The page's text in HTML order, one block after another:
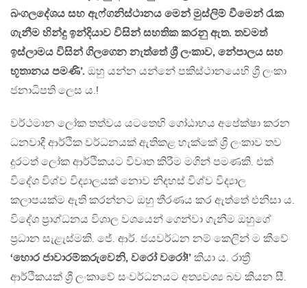
බංගලදේශය සහ ඇෆ්ගනිස්ථානය මෙන් මුස්ලිම් වීමෙන් රැක
ගැනීම හින්දු ඉන්දියාව විසින් සහතික කරනු ඇත. තවමත්
ඉස්ලාමය විසින් ගිලගෙන නැත්තේ ශ්‍රී ලංකාව, නේපාලය සහ
භූතානය පමණි’. ඔහු යන්න යන්නේ පකිස්ථානයෙහි ශ්‍රී ලංකා
ජනාධිපති ලෙස ය.!
වර්ථමාන ලෝක තත්වය යටතෙහි ගෝඨාභය අපේක්ෂා කරන
ධනවාදී ආර්ථික වර්ධනයක් ඇතිකළ හැක්කේ ශ්‍රී ලංකාව තව
දුරටත් ලෝක ආර්ථිකයට විවෘත කිරීම මගින් පමණකි. එක්
විදේශ විශ්ව විද්‍යාලයක් නොව නිදහස් විශ්ව විද්‍යාල
කලාපයක්ම ඇති කරන්නට ඔහු තීරණය කර ඇත්තේ එනිසා ය.
විදේශ ප්‍රාග්ධනය විශාල වශයෙන් ගෙන්වා ගැනීම ඔහුගේ
ප්‍රධාන සැළැස්මකි. ජේ. ආර්. ජයවර්ධන නම් කෙලින් ම කීවේ
‘හොර ජාවාරම්කරුවෙනි, වරෝ වරෝ!’ කියා ය. රාත්‍රී
ආර්ථිකයක් ශ්‍රී ලංකාවේ සංවර්ධනයට අත්‍යවශ්‍ය බව කියන සී.